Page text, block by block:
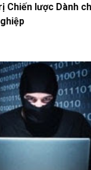
thử nghiệm 'ổ
Câu lạc bộ Niềm
nghiệp và cơ quan
Chiến lược Dành